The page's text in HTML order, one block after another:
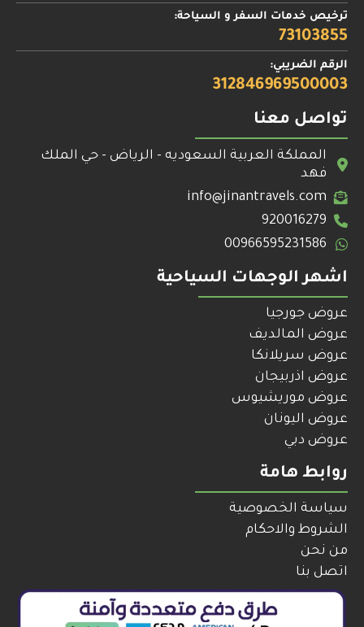
ترخيص خدمات السفر و السياحة:
73103855
الرقم الضريبي:
312846969500003
تواصل معنا
المملكة العربية السعوديه - الرياض - حي الملك
فهد
info@jinantravels.com
920016279
00966595231586
اشهر الوجهات السياحية
عروض جورجيا
عروض المالديف
عروض سريلانكا
عروض اذربيجان
عروض موريشيوس
عروض اليونان
عروض دبي
روابط هامة
سياسة الخصوصية
الشروط والاحكام
من نحن
اتصل بنا